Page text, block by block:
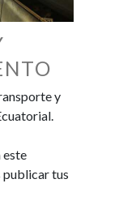
y
este
tus